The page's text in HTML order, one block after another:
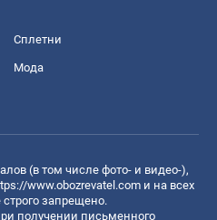
Сплетни
Мода
(в том числе фото- и видео-),
www.obozrevatel.com и на всех
запрещено.
получении письменного